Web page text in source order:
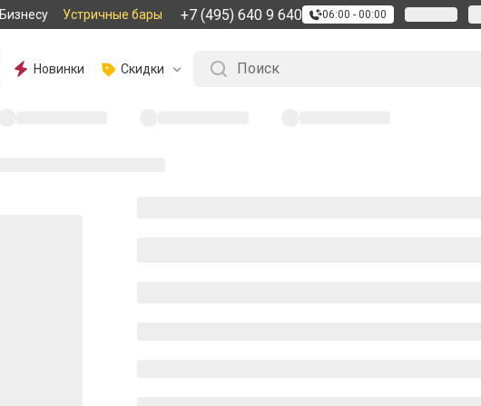
Бизнесу Устричные бары +7 (495) 640 9 640 06:00 - 00:00
Новинки Скидки